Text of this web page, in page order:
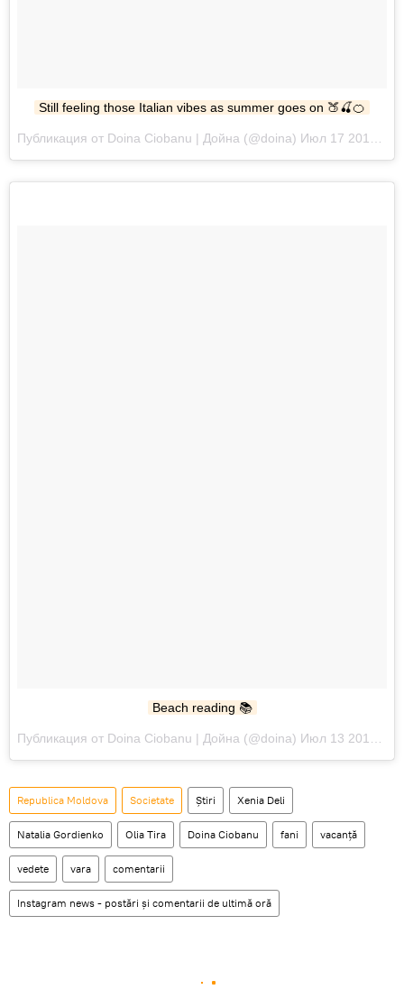
Still feeling those Italian vibes as summer goes on 🍑🍒🍊
Beach reading 📚
Republica Moldova Societate Știri Xenia Deli
Natalia Gordienko Olia Tira Doina Ciobanu fani vacanță
vedete vara comentarii
Instagram news - postări și comentarii de ultimă oră